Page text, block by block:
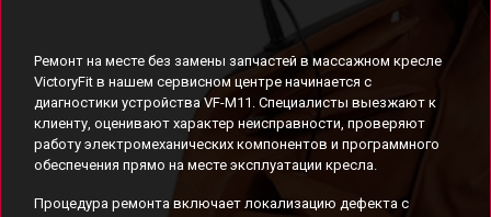
Ремонт на месте без замены запчастей в массажном кресле
VictoryFit в нашем сервисном центре начинается с
диагностики устройства VF-M11. Специалисты выезжают к
клиенту, оценивают характер неисправности, проверяют
работу электромеханических компонентов и программного
обеспечения прямо на месте эксплуатации кресла.
Процедура ремонта включает локализацию дефекта с